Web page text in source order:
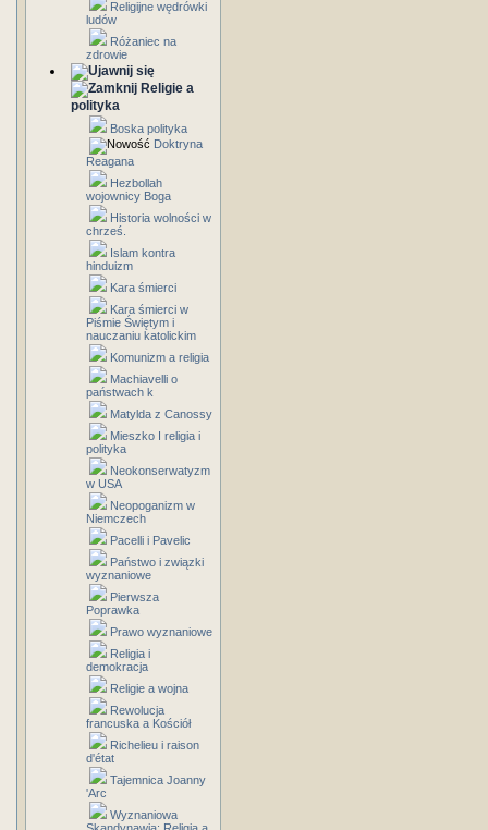
Religijne wędrówki
ludów
Różaniec na
zdrowie
Religie a
polityka
Boska polityka
Doktryna
Reagana
Hezbollah
wojownicy Boga
Historia wolności w
chrześ.
Islam kontra
hinduizm
Kara śmierci
Kara śmierci w
Piśmie Świętym i
nauczaniu katolickim
Komunizm a religia
Machiavelli o
państwach k
Matylda z Canossy
Mieszko I religia i
polityka
Neokonserwatyzm
w USA
Neopoganizm w
Niemczech
Pacelli i Pavelic
Państwo i związki
wyznaniowe
Pierwsza
Poprawka
Prawo wyznaniowe
Religia i
demokracja
Religie a wojna
Rewolucja
francuska a Kościół
Richelieu i raison
d'état
Tajemnica Joanny
'Arc
Wyznaniowa